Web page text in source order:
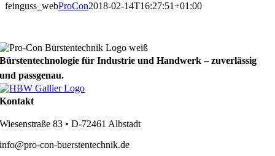
feinguss_webProCon2018-02-14T16:27:51+01:00
Bürstentechnologie für Industrie und Handwerk – zuverlässig
und passgenau.
Kontakt
Wiesenstraße 83 • D-72461 Albstadt
info@pro-con-buerstentechnik.de